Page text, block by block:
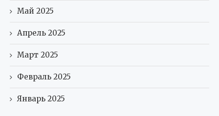
Май 2025
Апрель 2025
Март 2025
Февраль 2025
Январь 2025